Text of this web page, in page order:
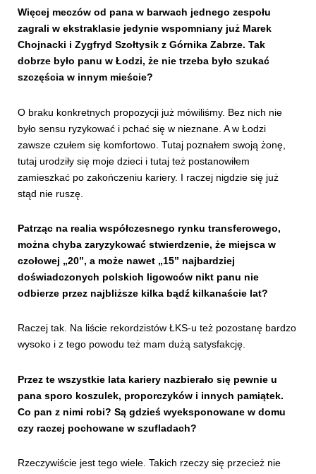
Więcej meczów od pana w barwach jednego zespołu
zagrali w ekstraklasie jedynie wspomniany już Marek
Chojnacki i Zygfryd Szołtysik z Górnika Zabrze. Tak
dobrze było panu w Łodzi, że nie trzeba było szukać
szczęścia w innym mieście?
O braku konkretnych propozycji już mówiliśmy. Bez nich nie
było sensu ryzykować i pchać się w nieznane. A w Łodzi
zawsze czułem się komfortowo. Tutaj poznałem swoją żonę,
tutaj urodziły się moje dzieci i tutaj też postanowiłem
zamieszkać po zakończeniu kariery. I raczej nigdzie się już
stąd nie ruszę.
Patrząc na realia współczesnego rynku transferowego,
można chyba zaryzykować stwierdzenie, że miejsca w
czołowej „20”, a może nawet „15” najbardziej
doświadczonych polskich ligowców nikt panu nie
odbierze przez najbliższe kilka bądź kilkanaście lat?
Raczej tak. Na liście rekordzistów ŁKS-u też pozostanę bardzo
wysoko i z tego powodu też mam dużą satysfakcję.
Przez te wszystkie lata kariery nazbierało się pewnie u
pana sporo koszulek, proporczyków i innych pamiątek.
Co pan z nimi robi? Są gdzieś wyeksponowane w domu
czy raczej pochowane w szufladach?
Rzeczywiście jest tego wiele. Takich rzeczy się przecież nie